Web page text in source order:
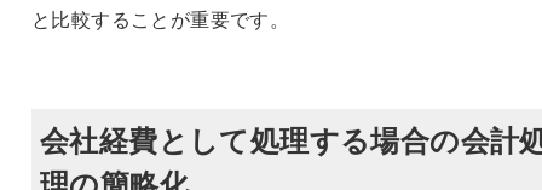
と比較することが重要です。
会社経費として処理する場合の会計